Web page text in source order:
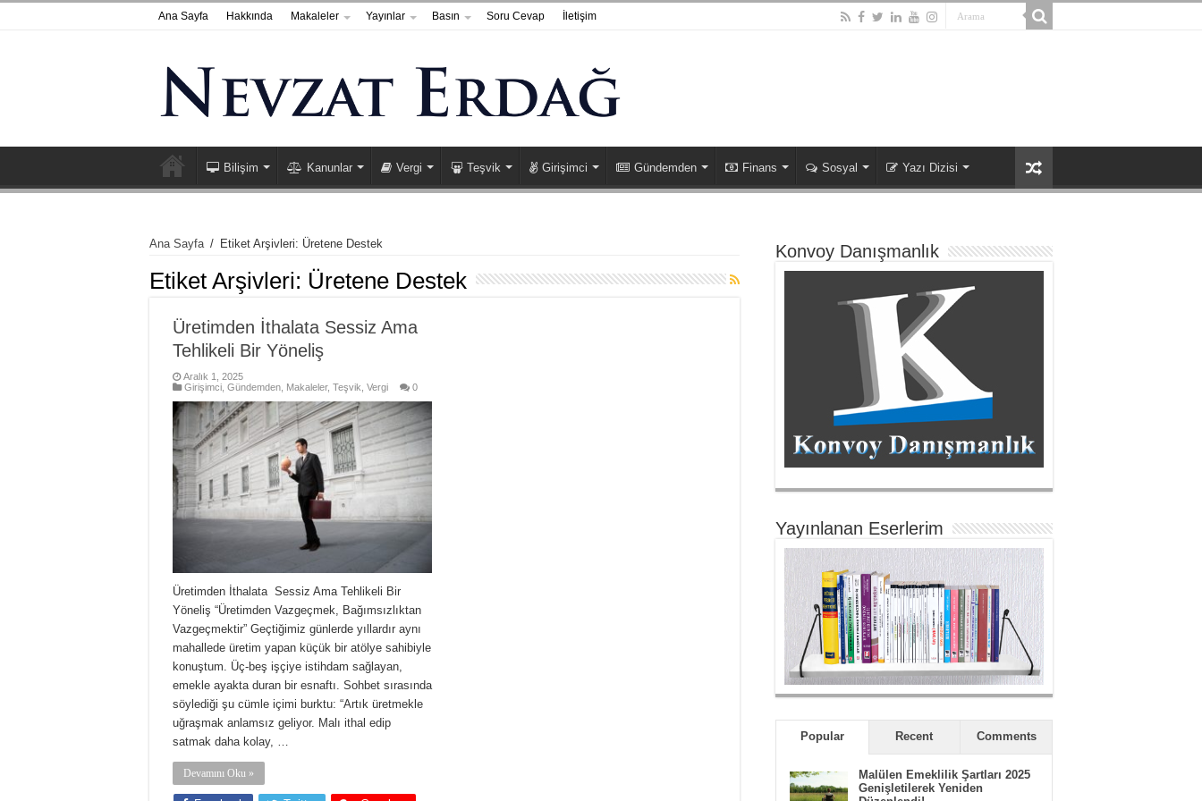
Ana Sayfa Hakkında Makaleler Yayınlar Basın Soru Cevap İletişim
Bilişim Kanunlar Vergi Teşvik Girişimci Gündemden Finans Sosyal Yazı Dizisi
Ana Sayfa / Etiket Arşivleri: Üretene Destek
Etiket Arşivleri: Üretene Destek
Üretimden İthalata Sessiz Ama
Tehlikeli Bir Yöneliş
Aralık 1, 2025
Girişimci Gündemden Makaleler, Teşvik Vergi 0
Üretimden İthalata Sessiz Ama Tehlikeli Bir
Yöneliş “Üretimden Vazgeçmek, Bağımsızlıktan
Vazgeçmektir” Geçtiğimiz günlerde yıllardır aynı
mahallede üretim yapan küçük bir atölye sahibiyle
konuştum. Üç-beş işçiye istihdam sağlayan,
emekle ayakta duran bir esnaftı. Sohbet sırasında
söylediği şu cümle içimi burktu: “Artık üretmekle
uğraşmak anlamsız geliyor. Malı ithal edip
satmak daha kolay, …
Devamını Oku »
Konvoy Danışmanlık
Yayınlanan Eserlerim
Popular Recent Comments
Malülen Emeklilik Şartları 2025
Genişletilerek Yeniden